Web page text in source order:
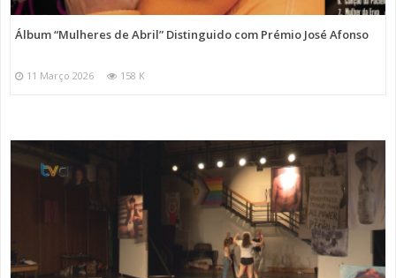
Álbum “Mulheres de Abril” Distinguido com Prémio José Afonso
11 Março 2026 158 K